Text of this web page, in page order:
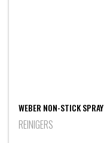
WEBER NON-STICK SPRAY
REINIGERS